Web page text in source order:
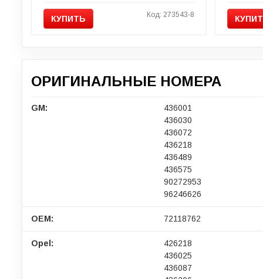
КУПИТЬ Код: 273543-8
ОРИГИНАЛЬНЫЕ НОМЕРА
GM:
436001
436030
436072
436218
436489
436575
90272953
96246626
OEM: 72118762
Opel:
426218
436025
436087